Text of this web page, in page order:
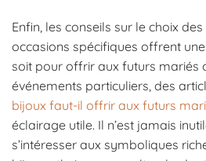
Enfin, les conseils sur le choix
occasions spécifiques offrent
soit pour offrir aux futurs mariés
événements particuliers, des
bijoux faut-il offrir aux futurs
éclairage utile. Il n’est jamais
s’intéresser aux symboliques